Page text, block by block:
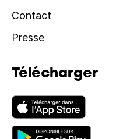
Contact
Presse
Télécharger